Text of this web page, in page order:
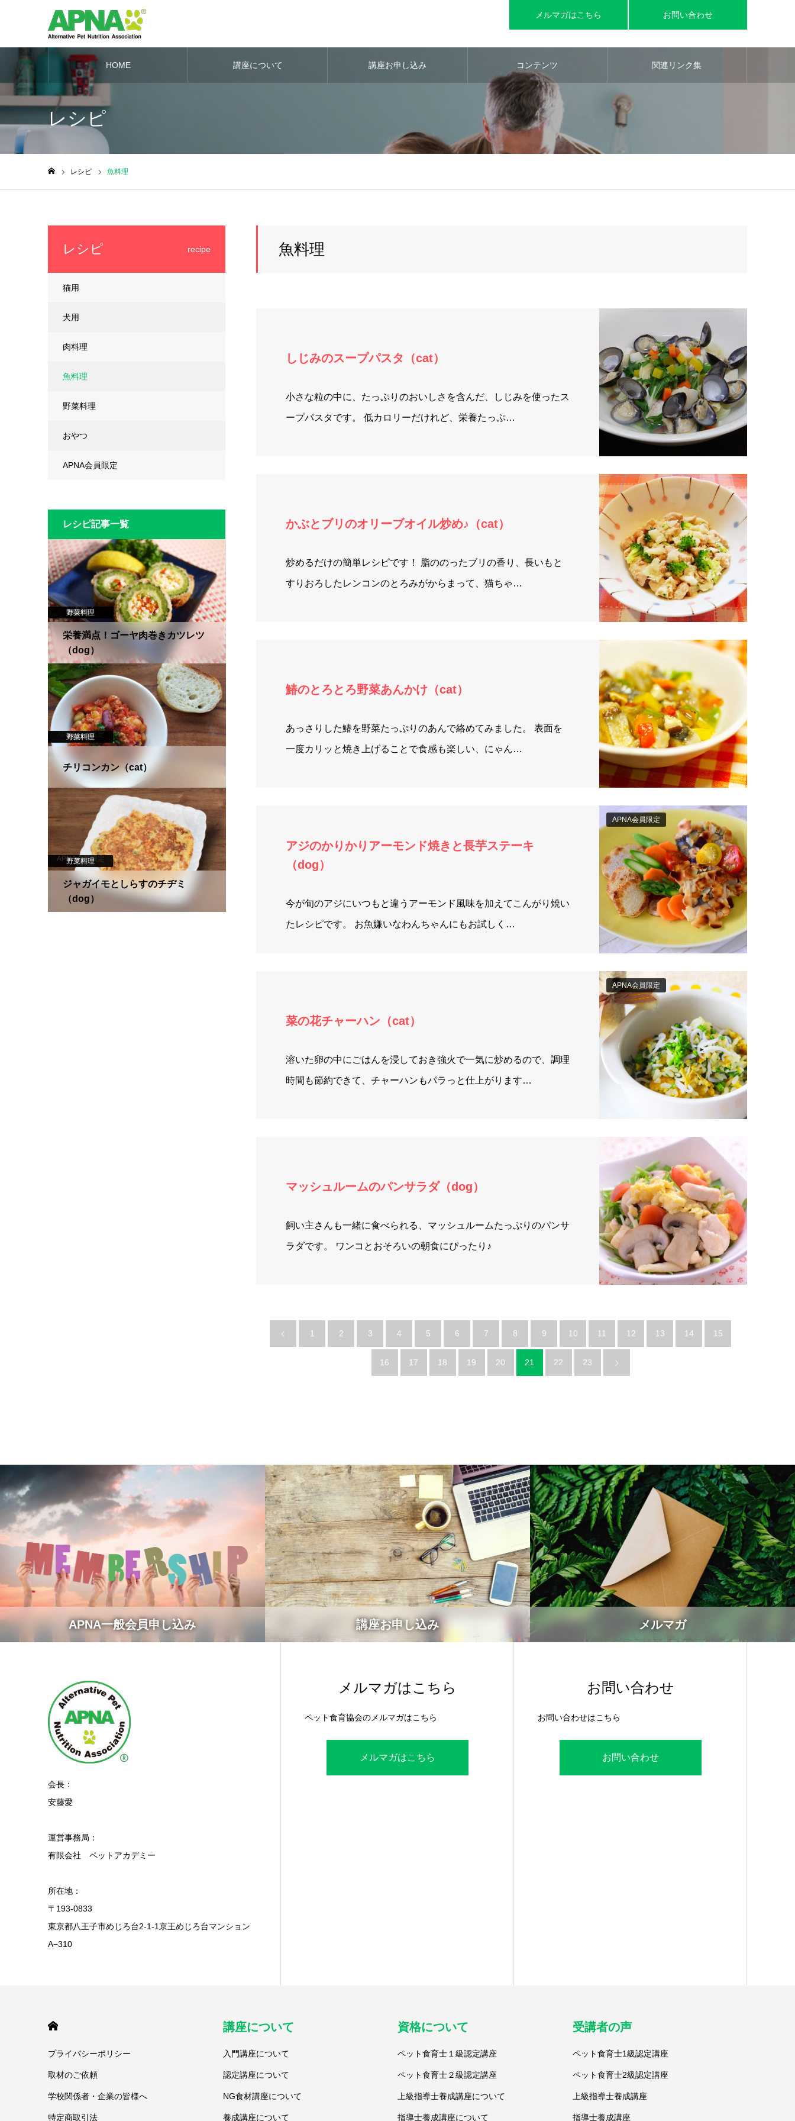
メルマガはこちら お問い合わせ
HOME 講座について 講座お申し込み コンテンツ 関連リンク集
レシピ
レシピ 魚料理
魚料理
しじみのスープパスタ（cat）
小さな粒の中に、たっぷりのおいしさを含んだ、しじみを使ったス
ープパスタです。 低カロリーだけれど、栄養たっぷ…
かぶとブリのオリーブオイル炒め♪（cat）
炒めるだけの簡単レシピです！ 脂ののったブリの香り、長いもと
すりおろしたレンコンのとろみがからまって、猫ちゃ…
鰆のとろとろ野菜あんかけ（cat）
あっさりした鰆を野菜たっぷりのあんで絡めてみました。 表面を
一度カリッと焼き上げることで食感も楽しい、にゃん…
APNA会員限定
アジのかりかりアーモンド焼きと長芋ステーキ
（dog）
今が旬のアジにいつもと違うアーモンド風味を加えてこんがり焼い
たレシピです。 お魚嫌いなわんちゃんにもお試しく…
APNA会員限定
菜の花チャーハン（cat）
溶いた卵の中にごはんを浸しておき強火で一気に炒めるので、調理
時間も節約できて、チャーハンもパラっと仕上がります…
マッシュルームのパンサラダ（dog）
飼い主さんも一緒に食べられる、マッシュルームたっぷりのパンサ
ラダです。 ワンコとおそろいの朝食にぴったり♪
1 2 3 4 5 6 7 8 9 10 11 12 13 14 15
16 17 18 19 20 21 22 23
レシピ recipe
猫用
犬用
肉料理
魚料理
野菜料理
おやつ
APNA会員限定
レシピ記事一覧
犬用
肉料理
野菜料理
栄養満点！ゴーヤ肉巻きカツレツ
（dog）
APNA会員限定
猫用
肉料理
野菜料理
チリコンカン（cat）
APNA会員限定
犬用
野菜料理
ジャガイモとしらすのチヂミ
（dog）
APNA一般会員申し込み 講座お申し込み メルマガ
会長：
安藤愛
運営事務局：
有限会社 ペットアカデミー
所在地：
〒193-0833
東京都八王子市めじろ台2-1-1京王めじろ台マンション
A−310
メルマガはこちら
ペット食育協会のメルマガはこちら
メルマガはこちら
お問い合わせ
お問い合わせはこちら
お問い合わせ
プライバシーポリシー
取材のご依頼
学校関係者・企業の皆様へ
特定商取引法
講座について
入門講座について
認定講座について
NG食材講座について
養成講座について
資格について
ペット食育士１級認定講座
ペット食育士２級認定講座
上級指導士養成講座について
指導士養成講座について
受講者の声
ペット食育士1級認定講座
ペット食育士2級認定講座
上級指導士養成講座
指導士養成講座